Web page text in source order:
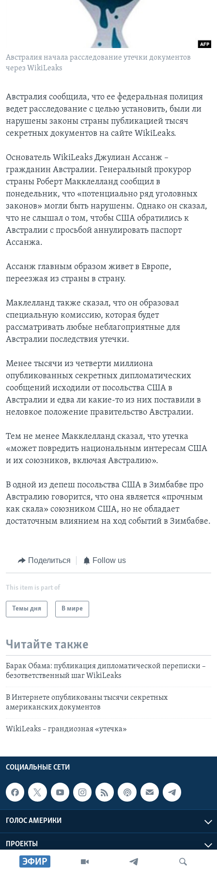
ЭФИР
Австралия начала расследование утечки документов
через WikiLeaks
Австралия сообщила, что ее федеральная полиция
ведет расследование с целью установить, были ли
нарушены законы страны публикацией тысяч
секретных документов на сайте WikiLeaks.
Основатель WikiLeaks Джулиан Ассанж –
гражданин Австралии. Генеральный прокурор
страны Роберт Макклелланд сообщил в
понедельник, что «потенциально ряд уголовных
законов» могли быть нарушены. Однако он сказал,
что не слышал о том, чтобы США обратились к
Австралии с просьбой аннулировать паспорт
Ассанжа.
Ассанж главным образом живет в Европе,
переезжая из страны в страну.
Маклелланд также сказал, что он образовал
специальную комиссию, которая будет
рассматривать любые неблагоприятные для
Австралии последствия утечки.
Менее тысячи из четверти миллиона
опубликованных секретных дипломатических
сообщений исходили от посольства США в
Австралии и едва ли какие-то из них поставили в
неловкое положение правительство Австралии.
Тем не менее Макклелланд сказал, что утечка
«может повредить национальным интересам США
и их союзников, включая Австралию».
В одной из депеш посольства США в Зимбабве про
Австралию говорится, что она является «прочным
как скала» союзником США, но не обладает
достаточным влиянием на ход событий в Зимбабве.
Поделиться Follow us
This item is part of
Темы дня В мире
Читайте также
Барак Обама: публикация дипломатической переписки –
безответственный шаг WikiLeaks
В Интернете опубликованы тысячи секретных
американских документов
WikiLeaks – грандиозная «утечка»
СОЦИАЛЬНЫЕ СЕТИ
ГОЛОС АМЕРИКИ
ПРОЕКТЫ